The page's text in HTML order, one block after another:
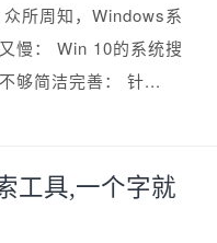
所周知，Windows系
慢： Win 10的系统搜
够简洁完善： 针...
工具,一个字就